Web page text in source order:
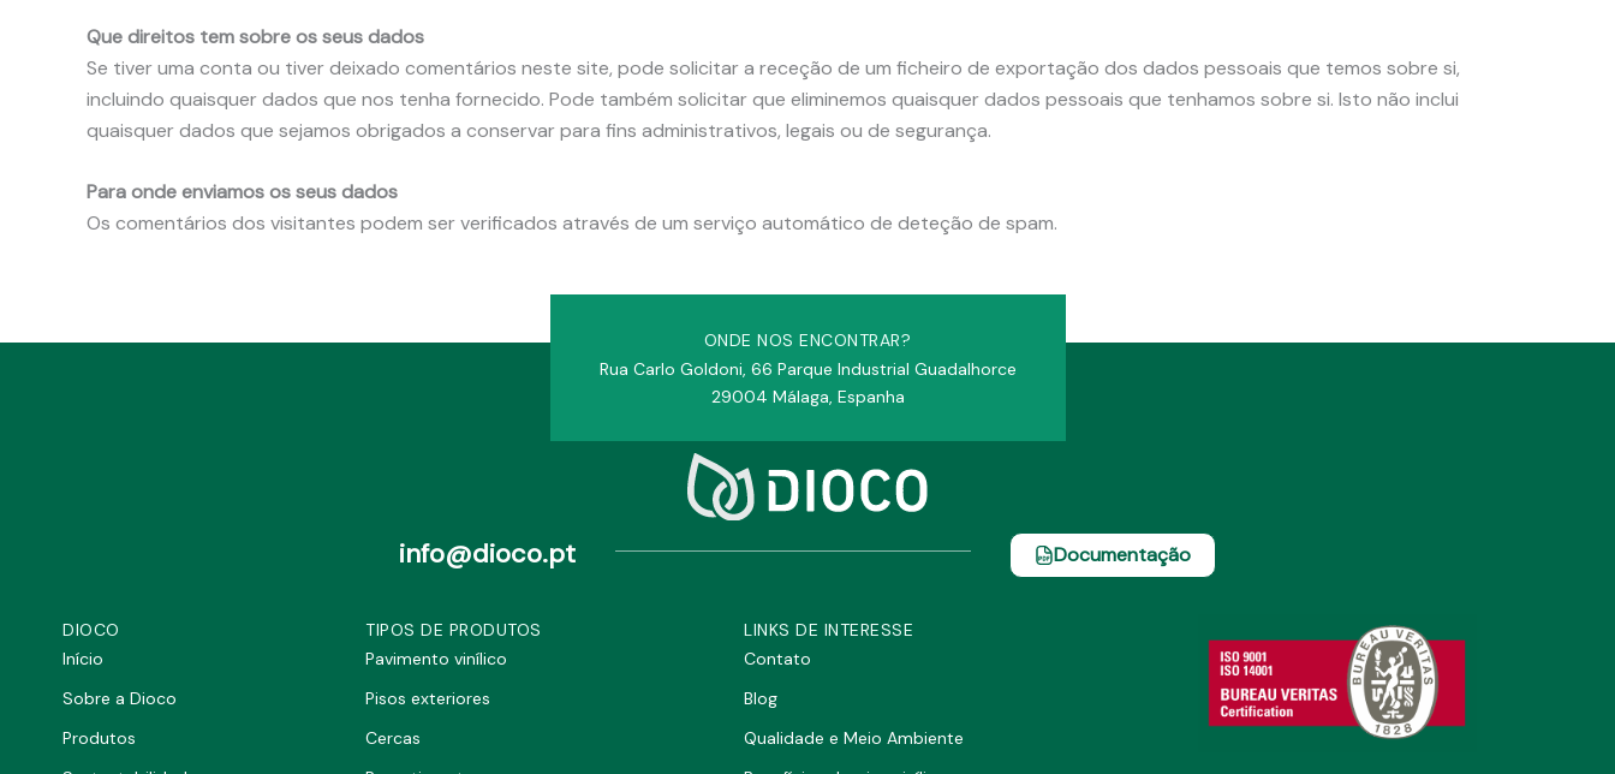
Que direitos tem sobre os seus dados
Se tiver uma conta ou tiver deixado comentários neste site, pode solicitar a receção de um ficheiro de exportação dos dados pessoais que temos sobre si,
incluindo quaisquer dados que nos tenha fornecido. Pode também solicitar que eliminemos quaisquer dados pessoais que tenhamos sobre si. Isto não inclui
quaisquer dados que sejamos obrigados a conservar para fins administrativos, legais ou de segurança.
Para onde enviamos os seus dados
Os comentários dos visitantes podem ser verificados através de um serviço automático de deteção de spam.
ONDE NOS ENCONTRAR?
Rua Carlo Goldoni, 66 Parque Industrial Guadalhorce
29004 Málaga, Espanha
info@dioco.pt Documentação
DIOCO
Início
Sobre a Dioco
Produtos
TIPOS DE PRODUTOS
Pavimento vinílico
Pisos exteriores
Cercas
LINKS DE INTERESSE
Contato
Blog
Qualidade e Meio Ambiente